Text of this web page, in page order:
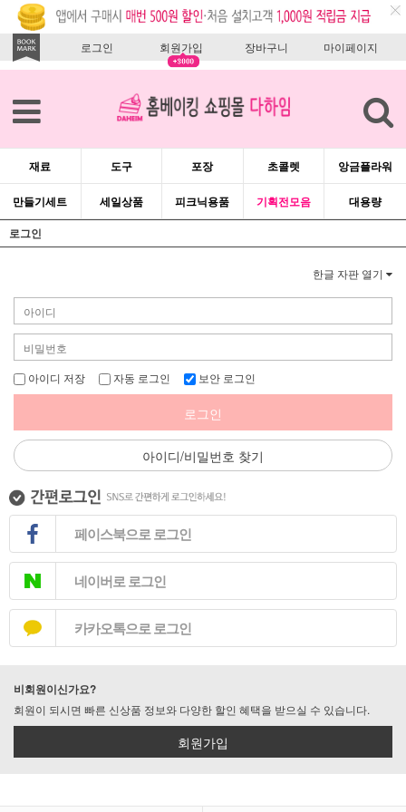
로그인 회원가입 장바구니 마이페이지
재료 도구 포장 초콜렛 앙금플라워
만들기세트 세일상품 피크닉용품 기획전모음
대용량
로그인
한글 자판 열기
아이디 저장 자동 로그인 보안 로그인
로그인
아이디/비밀번호 찾기
페이스북으로 로그인
네이버로 로그인
카카오톡으로 로그인
비회원이신가요?
회원이 되시면 빠른 신상품 정보와 다양한 할인 혜택을 받으실 수 있습니다.
회원가입